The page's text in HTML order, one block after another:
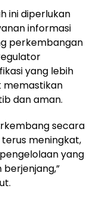
ini diperlukan
informasi
perkembangan
yang lebih
memastikan
dan aman.
secara
meningkat,
yang